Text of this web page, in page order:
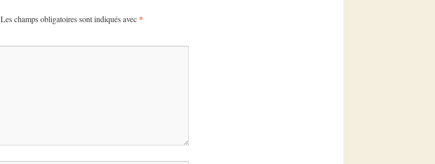
Les champs obligatoires sont indiqués avec *